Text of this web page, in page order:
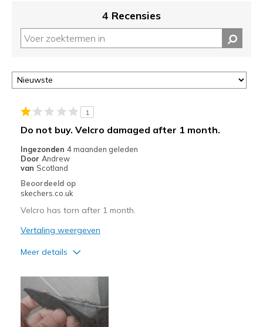
4 Recensies
1
Do not buy. Velcro damaged after 1 month.
Ingezonden 4 maanden geleden
Door Andrew
van Scotland
Beoordeeld op
skechers.co.uk
Velcro has torn after 1 month.
Vertaling weergeven
Meer details
Attractive Design
Breathe Well